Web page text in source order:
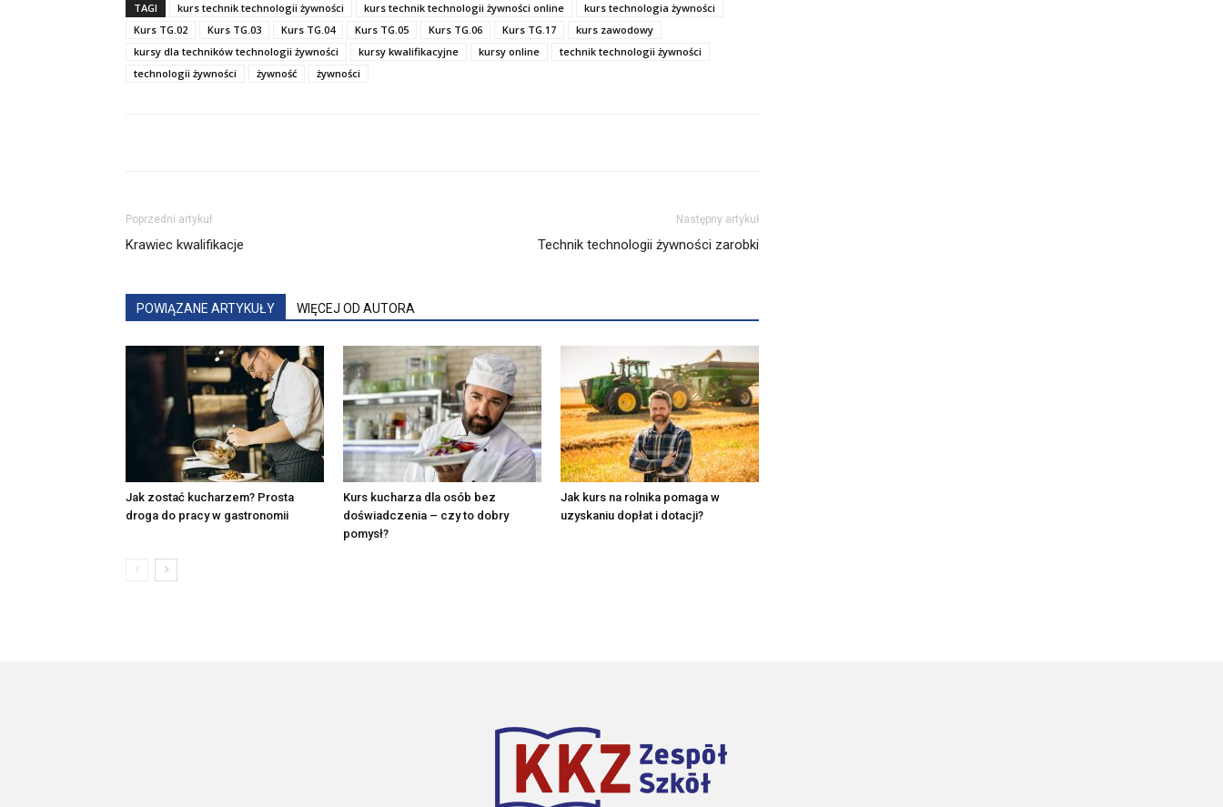
TAGI kurs technik technologii żywności kurs technik technologii żywności online
kurs technologia żywności
Kurs TG.02
Kurs TG.03 Kurs TG.04 Kurs TG.05 Kurs TG.06 Kurs TG.17
kurs zawodowy
kursy dla techników technologii żywności
kursy kwalifikacyjne kursy online
technik technologii żywności
technologii żywności
żywność żywności
Poprzedni artykuł
Krawiec kwalifikacje
Następny artykuł
Technik technologii żywności zarobki
POWIĄZANE ARTYKUŁY WIĘCEJ OD AUTORA
Jak zostać kucharzem? Prosta
droga do pracy w gastronomii
Kurs kucharza dla osób bez
doświadczenia – czy to dobry
pomysł?
Jak kurs na rolnika pomaga w
uzyskaniu dopłat i dotacji?